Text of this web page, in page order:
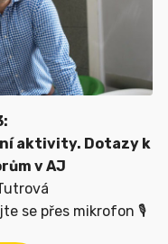
aktivity. Dotazy k
v AJ
se přes mikrofon 🎙